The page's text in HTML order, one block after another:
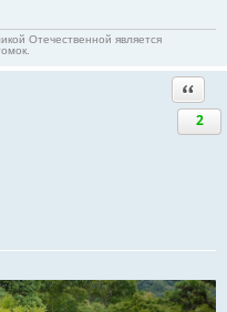
Отечественной является
2